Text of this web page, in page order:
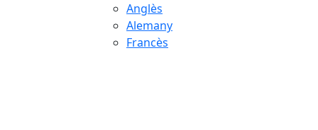
Anglès
Alemany
Francès